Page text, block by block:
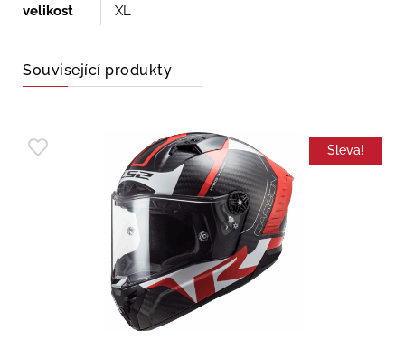
velikost
XL
Související produkty
Sleva!